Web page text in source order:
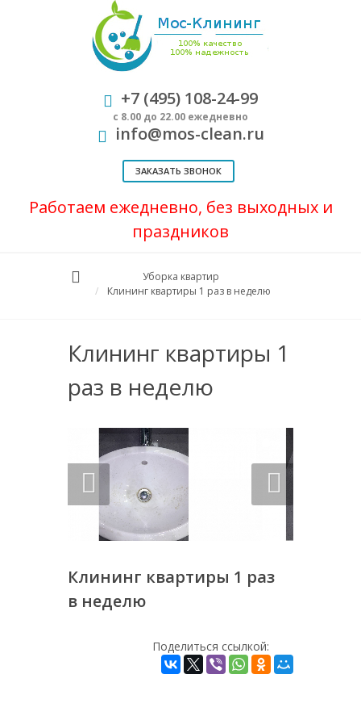
+7 (495) 108-24-99
с 8.00 до 22.00 ежедневно
info@mos-clean.ru
ЗАКАЗАТЬ ЗВОНОК
Работаем ежедневно, без выходных и
праздников
Уборка квартир
Клининг квартиры 1 раз в неделю
Клининг квартиры 1
раз в неделю
Клининг квартиры 1 раз
в неделю
Поделиться ссылкой: